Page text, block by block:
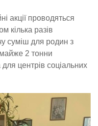
акції проводяться
кілька разів
суміш для родин з
2 тонни
центрів соціальних